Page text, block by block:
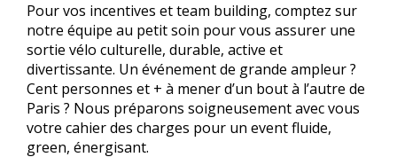
Pour vos incentives et team building, comptez sur
notre équipe au petit soin pour vous assurer une
sortie vélo culturelle, durable, active et
divertissante. Un événement de grande ampleur ?
Cent personnes et + à mener d’un bout à l’autre de
Paris ? Nous préparons soigneusement avec vous
votre cahier des charges pour un event fluide,
green, énergisant.